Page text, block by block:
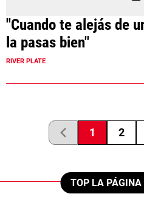
"Cuando te alejás de
la pasas bien"
RIVER PLATE
1 2
TOP LA